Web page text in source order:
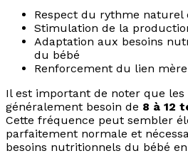
Respect du rythme naturel
Stimulation de la
Adaptation aux besoins
du bébé
Renforcement du lien
Il est important de noter que les
généralement besoin de 8 à 12
Cette fréquence peut sembler
parfaitement normale et
besoins nutritionnels du bébé